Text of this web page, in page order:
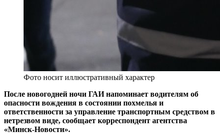
Фото носит иллюстративный характер
После новогодней ночи ГАИ напоминает водителям об
опасности вождения в состоянии похмелья и
ответственности за управление транспортным средством в
нетрезвом виде, сообщает корреспондент агентства
«Минск-Новости».